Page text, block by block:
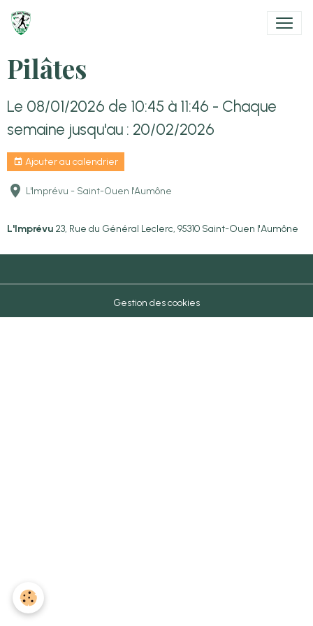
Pilâtes
Le 08/01/2026 de 10:45 à 11:46 - Chaque
semaine jusqu'au : 20/02/2026
Ajouter au calendrier
L'Imprévu - Saint-Ouen l'Aumône
L'Imprévu 23, Rue du Général Leclerc, 95310 Saint-Ouen l'Aumône
Gestion des cookies